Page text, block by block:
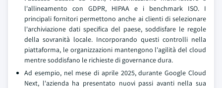
l'allineamento con GDPR, HIPAA e i benchmark ISO. I
principali fornitori permettono anche ai clienti di selezionare
l'archiviazione dati specifica del paese, soddisfare le regole
della sovranità locale. Incorporando questi controlli nella
piattaforma, le organizzazioni mantengono l'agilità del cloud
mentre soddisfano le richieste di governance dura.
Ad esempio, nel mese di aprile 2025, durante Google Cloud
Next, l'azienda ha presentato nuovi passi avanti nella sua